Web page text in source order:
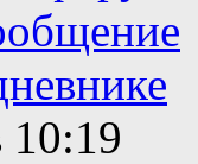
10:19